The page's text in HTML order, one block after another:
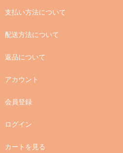
支払い方法について
配送方法について
返品について
アカウント
会員登録
ログイン
カートを見る